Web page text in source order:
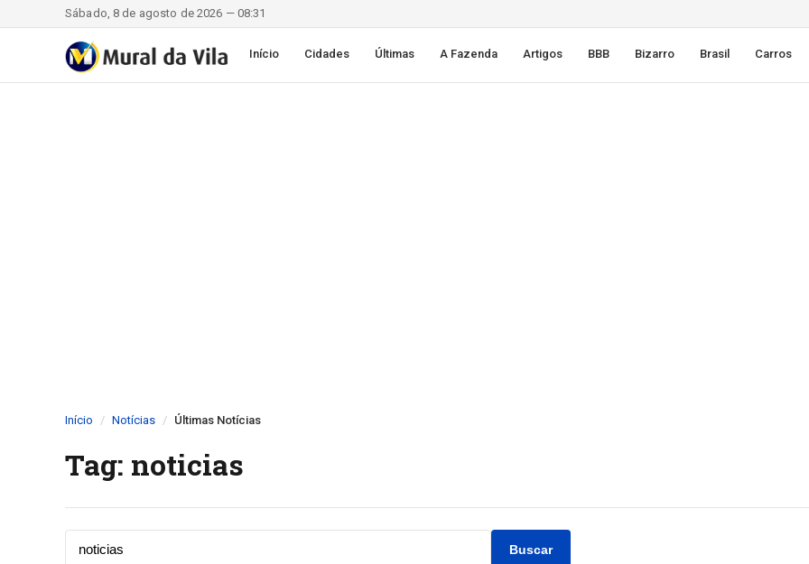
Sábado, 8 de agosto de 2026 — 08:31
Início Cidades Últimas A Fazenda Artigos BBB Bizarro Brasil Carros
Início Notícias Últimas Notícias
Tag: noticias
Buscar